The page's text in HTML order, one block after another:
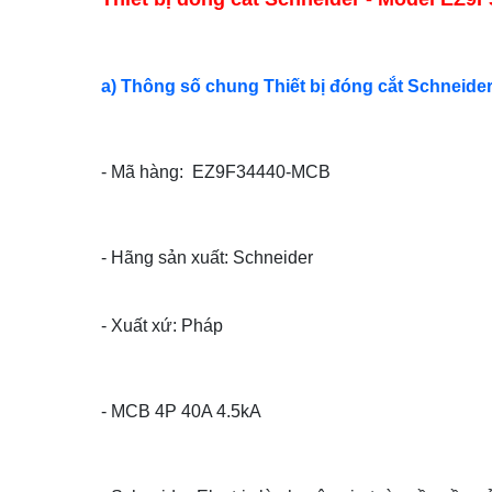
a) Thông số chung Thiết bị đóng cắt Schneider
- Mã hàng: EZ9F34440-MCB
- Hãng sản xuất: Schneider
- Xuất xứ: Pháp
- MCB 4P 40A 4.5kA